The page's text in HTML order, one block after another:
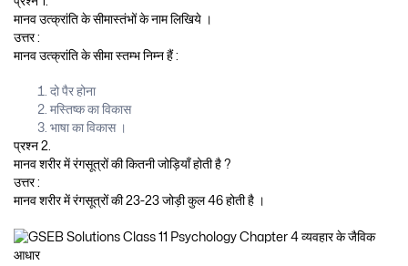
मानव उत्क्रांति के सीमास्तंभों के नाम लिखिये ।
उत्तर :
मानव उत्क्रांति के सीमा स्तम्भ निम्न हैं :
दो पैर होना
मस्तिष्क का विकास
भाषा का विकास ।
प्रश्न 2.
मानव शरीर में रंगसूत्रों की कितनी जोड़ियाँ होती है ?
उत्तर :
मानव शरीर में रंगसूत्रों की 23-23 जोड़ी कुल 46 होती है ।